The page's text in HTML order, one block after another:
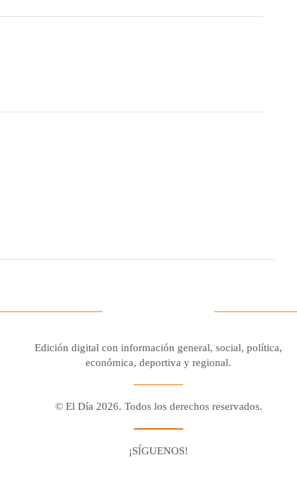
Edición digital con información general, social, política,
económica, deportiva y regional.
© El Día 2026. Todos los derechos reservados.
¡SÍGUENOS!